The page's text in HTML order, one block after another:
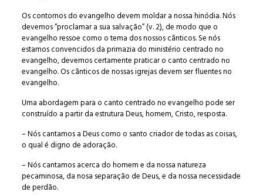
Os contornos do evangelho devem moldar a nossa hinódia. Nós
devemos “proclamar a sua salvação” (v. 2), de modo que o
evangelho ressoe como o tema dos nossos cânticos. Se nós
estamos convencidos da primazia do ministério centrado no
evangelho, devemos certamente praticar o canto centrado no
evangelho. Os cânticos de nossas igrejas devem ser fluentes no
evangelho.
Uma abordagem para o canto centrado no evangelho pode ser
construído a partir da estrutura Deus, homem, Cristo, resposta.
– Nós cantamos a Deus como o santo criador de todas as coisas,
o qual é digno de adoração.
– Nós cantamos acerca do homem e da nossa natureza
pecaminosa, da nosa separação de Deus, e da nossa necessidade
de perdão.